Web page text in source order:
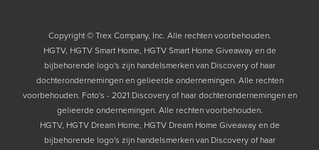
Copyright © Trex Company, Inc. Alle rechten voorbehouden.
HGTV, HGTV Smart Home, HGTV Smart Home Giveaway en de
bijbehorende logo's zijn handelsmerken van Discovery of haar
dochterondernemingen en gelieerde ondernemingen. Alle rechten
voorbehouden. Foto's - 2021 Discovery of haar dochterondernemingen en
gelieerde ondernemingen. Alle rechten voorbehouden.
HGTV, HGTV Dream Home, HGTV Dream Home Giveaway en de
bijbehorende logo's zijn handelsmerken van Discovery of haar